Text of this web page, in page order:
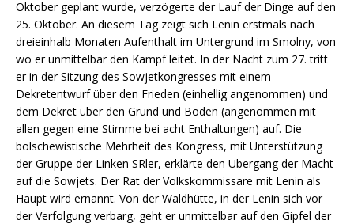
Oktober geplant wurde, verzögerte der Lauf der Dinge auf den
25. Oktober. An diesem Tag zeigt sich Lenin erstmals nach
dreieinhalb Monaten Aufenthalt im Untergrund im Smolny, von
wo er unmittelbar den Kampf leitet. In der Nacht zum 27. tritt
er in der Sitzung des Sowjetkongresses mit einem
Dekretentwurf über den Frieden (einhellig angenommen) und
dem Dekret über den Grund und Boden (angenommen mit
allen gegen eine Stimme bei acht Enthaltungen) auf. Die
bolschewistische Mehrheit des Kongress, mit Unterstützung
der Gruppe der Linken SRler, erklärte den Übergang der Macht
auf die Sowjets. Der Rat der Volkskommissare mit Lenin als
Haupt wird ernannt. Von der Waldhütte, in der Lenin sich vor
der Verfolgung verbarg, geht er unmittelbar auf den Gipfel der